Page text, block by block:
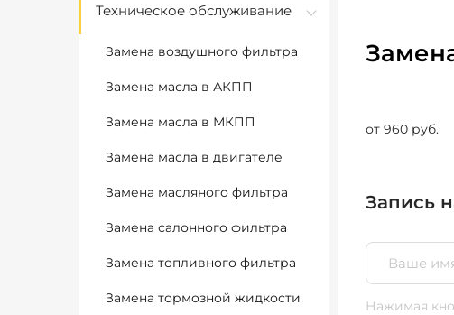
Техническое обслуживание
Замена воздушного фильтра
Замена масла в АКПП
Замена масла в МКПП
Замена масла в двигателе
Замена масляного фильтра
Замена салонного фильтра
Замена топливного фильтра
Замена тормозной жидкости
от 960 руб.
Запись
Нажимая